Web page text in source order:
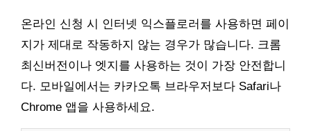
온라인 신청 시 인터넷 익스플로러를 사용하면 페이
지가 제대로 작동하지 않는 경우가 많습니다. 크롬
최신버전이나 엣지를 사용하는 것이 가장 안전합니
다. 모바일에서는 카카오톡 브라우저보다 Safari나
Chrome 앱을 사용하세요.